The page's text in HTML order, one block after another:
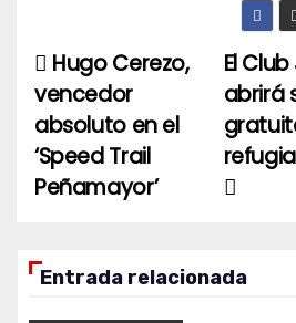
Navegación
de
entradas
El
abrirá
Hugo Cerezo,
vencedor
absoluto en el
‘Speed Trail
Peñamayor’
Entrada relacionada